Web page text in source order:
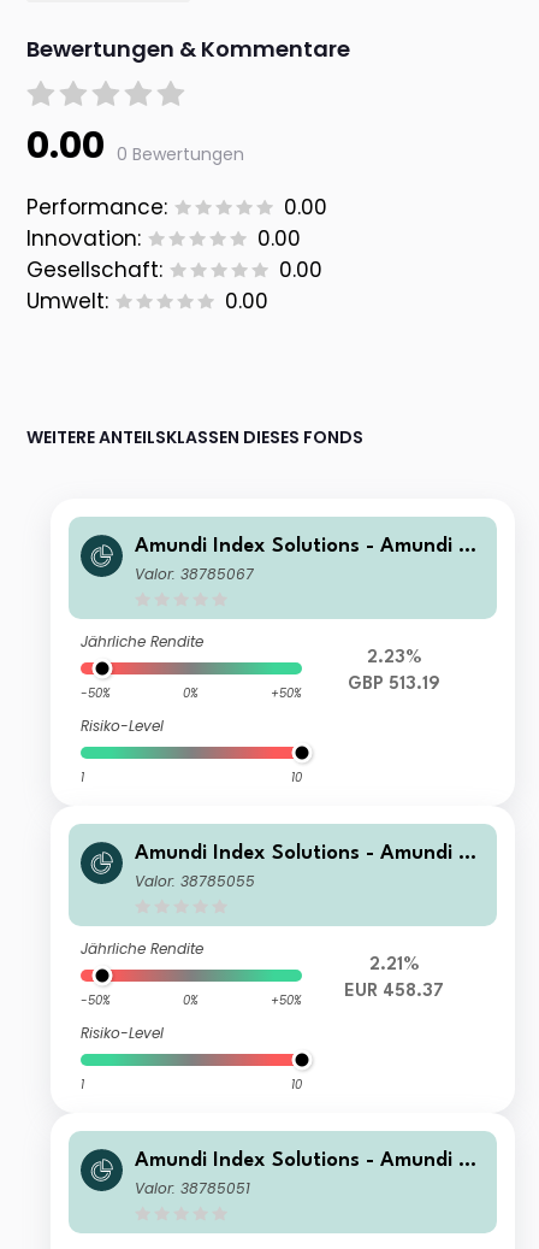
Bewertungen & Kommentare
0.00 0 Bewertungen
Performance:
0.00
Innovation:
0.00
Gesellschaft:
0.00
Umwelt:
0.00
WEITERE ANTEILSKLASSEN DIESES FONDS
Amundi Index Solutions - Amundi JP
X-Nikkei 400 UCITS ETF-C GBP Hed
Valor: 38785067
Jährliche Rendite
-50% 0% +50%
Risiko-Level
1 10
2.23%
GBP 513.19
Amundi Index Solutions - Amundi JP
X-Nikkei 400 UCITS ETF-C EUR Hed
Valor: 38785055
Jährliche Rendite
-50% 0% +50%
Risiko-Level
1 10
2.21%
EUR 458.37
Amundi Index Solutions - Amundi JP
X-Nikkei 400 UCITS ETF-C JPY
Valor: 38785051